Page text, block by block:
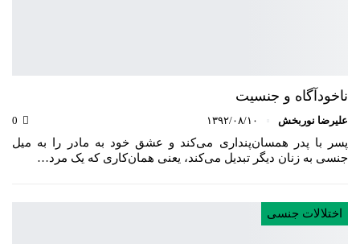
ناخودآگاه و جنسیت
علیرضا نوربخش ۱۳۹۲/۰۸/۱۰
پسر با پدر همسان‌پنداری می‌کند و عشق خود به مادر را به میل
جنسی به زنان دیگر تبدیل می‌کند، یعنی همان‌کاری که یک مرد…
اختلالات جنسی